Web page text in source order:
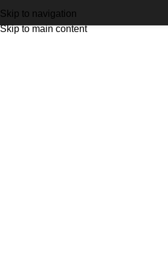
Skip to navigation
Skip to main content